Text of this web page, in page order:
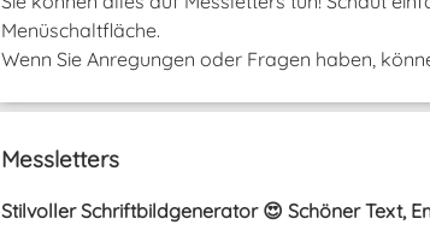
Menüschaltfläche.
Wenn Sie Anregungen oder Fragen haben,
Messletters
Stilvoller Schriftbildgenerator 😍 Schöner Text,